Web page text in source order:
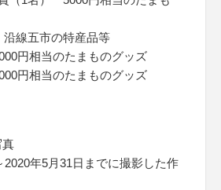
線五市の特産品等
円相当のたまものグッズ
円相当のたまものグッズ
真
年5月31日までに撮影した作